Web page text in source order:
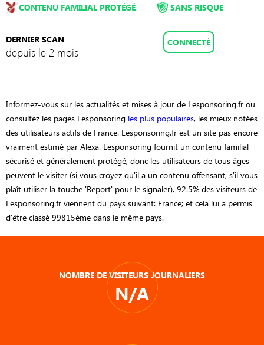
CONTENU FAMILIAL PROTÉGÉ
DERNIER SCAN
depuis le 2 mois
SANS RISQUE
CONNECTÉ
Informez-vous sur les actualités et mises à jour de Lesponsoring.fr ou
consultez les pages Lesponsoring les plus populaires, les mieux notées
des utilisateurs actifs de France. Lesponsoring.fr est un site pas encore
vraiment estimé par Alexa. Lesponsoring fournit un contenu familial
sécurisé et généralement protégé, donc les utilisateurs de tous âges
peuvent le visiter (si vous croyez qu'il a un contenu offensant, s'il vous
plaît utiliser la touche 'Report' pour le signaler). 92.5% des visiteurs de
Lesponsoring.fr viennent du pays suivant: France; et cela lui a permis
d’être classé 99815ème dans le même pays.
NOMBRE DE VISITEURS JOURNALIERS
N/A